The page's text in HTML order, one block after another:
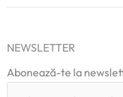
NEWSLETTER
Abonează-te la